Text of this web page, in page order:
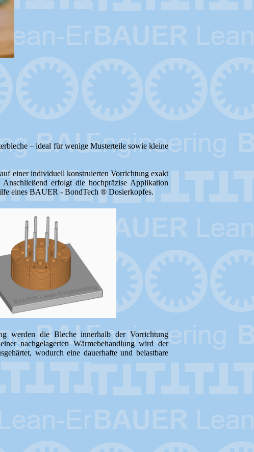
– ideal für wenige Musterteile sowie kleine
einer individuell konstruierten Vorrichtung exakt
Anschließend erfolgt die hochpräzise Applikation
eines BAUER - BondTech ® Dosierkopfes.
werden die Bleche innerhalb der Vorrichtung
nachgelagerten Wärmebehandlung wird der
wodurch eine dauerhafte und belastbare